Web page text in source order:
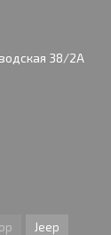
38/2А
Jeep